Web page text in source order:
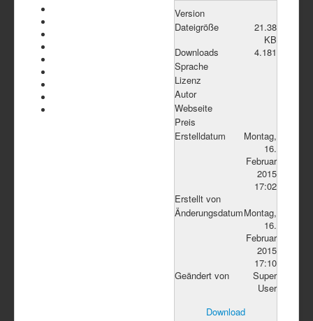
Version
Dateigröße
21.38
KB
Downloads
4.181
Sprache
Lizenz
Autor
Webseite
Preis
Erstelldatum
Montag,
16.
Februar
2015
17:02
Erstellt von
ÄnderungsdatumMontag,
16.
Februar
2015
17:10
Geändert von
Super
User
Download